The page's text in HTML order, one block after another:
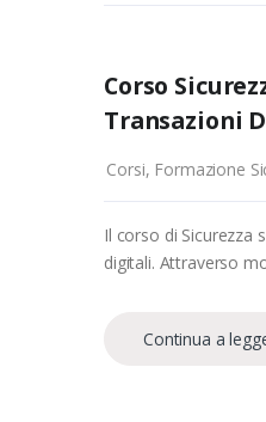
Corso
Transazioni
Corsi, Formazione
Il corso di Sicurezza
digitali. Attraverso
Continua a